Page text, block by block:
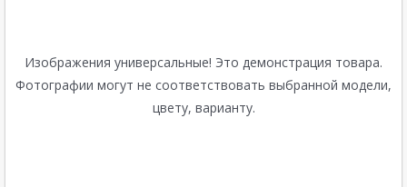
Изображения универсальные! Это демонстрация товара.
Фотографии могут не соответствовать выбранной модели,
цвету, варианту.